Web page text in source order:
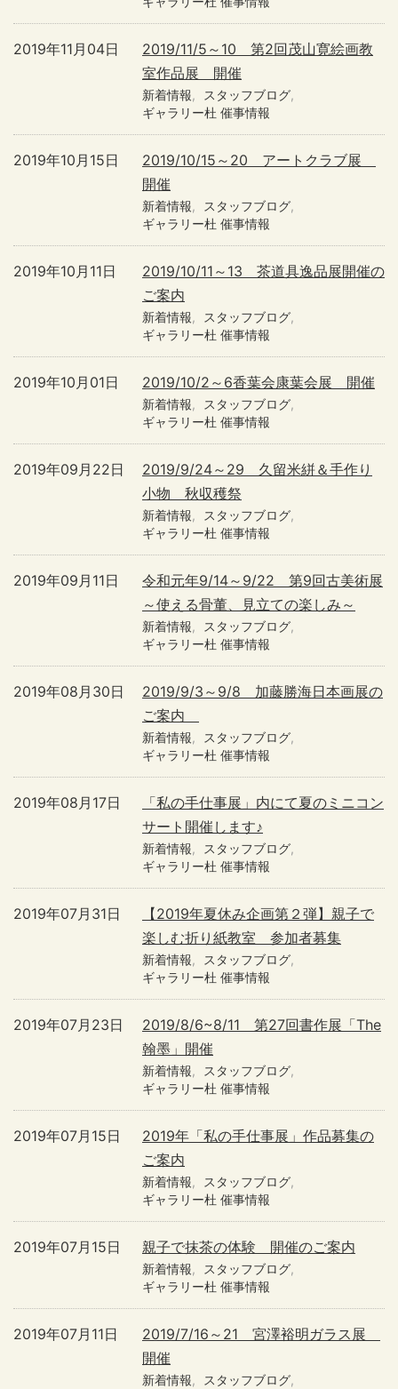
2019/11/5～10 第2回茂山寛絵画教
室作品展 開催
2019年11月04日
新着情報
スタッフブログ
ギャラリー杜 催事情報
2019/10/15～20 アートクラブ展
開催
2019年10月15日
新着情報
スタッフブログ
ギャラリー杜 催事情報
2019/10/11～13 茶道具逸品展開催の
ご案内
2019年10月11日
新着情報
スタッフブログ
ギャラリー杜 催事情報
2019/10/2～6香葉会康葉会展 開催
2019年10月01日
新着情報
スタッフブログ
ギャラリー杜 催事情報
2019/9/24～29 久留米絣＆手作り
小物 秋収穫祭
2019年09月22日
新着情報
スタッフブログ
ギャラリー杜 催事情報
令和元年9/14～9/22 第9回古美術展
～使える骨董、見立ての楽しみ～
2019年09月11日
新着情報
スタッフブログ
ギャラリー杜 催事情報
2019/9/3～9/8 加藤勝海日本画展の
ご案内
2019年08月30日
新着情報
スタッフブログ
ギャラリー杜 催事情報
「私の手仕事展」内にて夏のミニコン
サート開催します♪
2019年08月17日
新着情報
スタッフブログ
ギャラリー杜 催事情報
【2019年夏休み企画第２弾】親子で
楽しむ折り紙教室 参加者募集
2019年07月31日
新着情報
スタッフブログ
ギャラリー杜 催事情報
2019/8/6~8/11 第27回書作展「The
翰墨」開催
2019年07月23日
新着情報
スタッフブログ
ギャラリー杜 催事情報
2019年「私の手仕事展」作品募集の
ご案内
2019年07月15日
新着情報
スタッフブログ
ギャラリー杜 催事情報
親子で抹茶の体験 開催のご案内
2019年07月15日
新着情報
スタッフブログ
ギャラリー杜 催事情報
2019/7/16～21 宮澤裕明ガラス展
開催
2019年07月11日
新着情報 スタッフブログ